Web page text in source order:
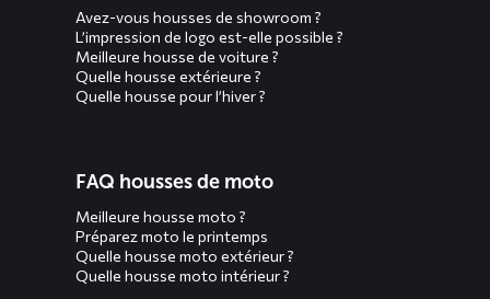
Avez-vous housses de showroom ?
L’impression de logo est-elle possible ?
Meilleure housse de voiture ?
Quelle housse extérieure ?
Quelle housse pour l’hiver ?
FAQ housses de moto
Meilleure housse moto ?
Préparez moto le printemps
Quelle housse moto extérieur ?
Quelle housse moto intérieur ?